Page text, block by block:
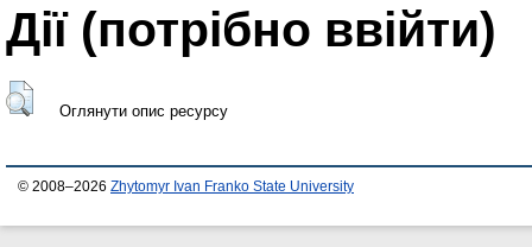
Дії ​​(потрібно ввійти)
Оглянути опис ресурсу
© 2008–2026 Zhytomyr Ivan Franko State University